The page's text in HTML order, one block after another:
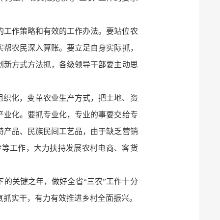
作策略和有效的工作办法。要站位农
农民深入算账。要立足自身实际抓，
方式方法抓，各级领导干部要主动思
化，变革农业生产方式，把土地、资
化。要抓专业化，专业的事要交给专
品、民族民间工艺品，由于缺乏营销
工作，大力扶持发展农村电商、客货
关键之年，做好全省“三农”工作十分
实干，有力有效推进乡村全面振兴。